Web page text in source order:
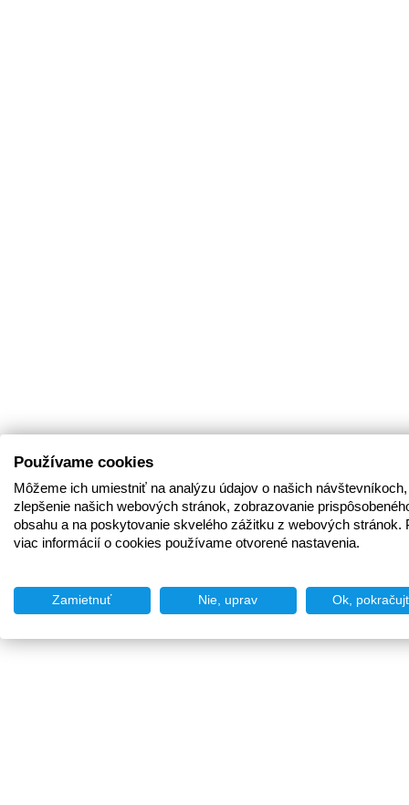
Používame cookies
Môžeme ich umiestniť na analýzu údajov o našich
zlepšenie našich webových stránok, zobrazovanie
obsahu a na poskytovanie skvelého zážitku z webových stránok.
viac informácií o cookies používame otvorené nastavenia.
Zamietnuť Nie, uprav Ok,